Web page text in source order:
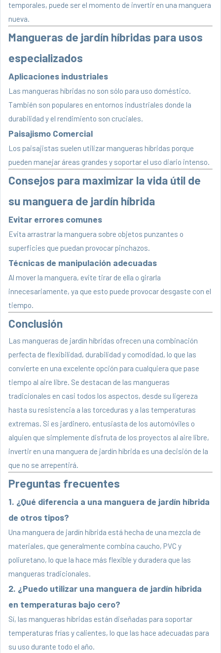
temporales, puede ser el momento de invertir en una manguera
nueva.
Mangueras de jardín híbridas para usos
especializados
Aplicaciones industriales
Las mangueras híbridas no son sólo para uso doméstico.
También son populares en entornos industriales donde la
durabilidad y el rendimiento son cruciales.
Paisajismo Comercial
Los paisajistas suelen utilizar mangueras híbridas porque
pueden manejar áreas grandes y soportar el uso diario intenso.
Consejos para maximizar la vida útil de
su manguera de jardín híbrida
Evitar errores comunes
Evita arrastrar la manguera sobre objetos punzantes o
superficies que puedan provocar pinchazos.
Técnicas de manipulación adecuadas
Al mover la manguera, evite tirar de ella o girarla
innecesariamente, ya que esto puede provocar desgaste con el
tiempo.
Conclusión
Las mangueras de jardín híbridas ofrecen una combinación
perfecta de flexibilidad, durabilidad y comodidad, lo que las
convierte en una excelente opción para cualquiera que pase
tiempo al aire libre. Se destacan de las mangueras
tradicionales en casi todos los aspectos, desde su ligereza
hasta su resistencia a las torceduras y a las temperaturas
extremas. Si es jardinero, entusiasta de los automóviles o
alguien que simplemente disfruta de los proyectos al aire libre,
invertir en una manguera de jardín híbrida es una decisión de la
que no se arrepentirá.
Preguntas frecuentes
1. ¿Qué diferencia a una manguera de jardín híbrida
de otros tipos?
Una manguera de jardín híbrida está hecha de una mezcla de
materiales, que generalmente combina caucho, PVC y
poliuretano, lo que la hace más flexible y duradera que las
mangueras tradicionales.
2. ¿Puedo utilizar una manguera de jardín híbrida
en temperaturas bajo cero?
Sí, las mangueras híbridas están diseñadas para soportar
temperaturas frías y calientes, lo que las hace adecuadas para
su uso durante todo el año.